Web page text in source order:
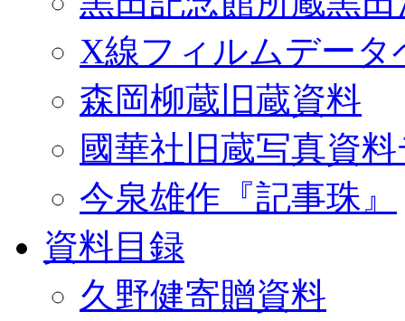
X線フィルムデータ
森岡柳蔵旧蔵資料
國華社旧蔵写真資
今泉雄作『記事珠』
資料目録
久野健寄贈資料